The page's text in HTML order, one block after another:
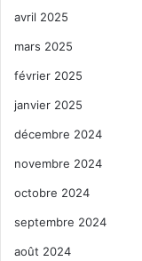
avril 2025
mars 2025
février 2025
janvier 2025
décembre 2024
novembre 2024
octobre 2024
septembre 2024
août 2024